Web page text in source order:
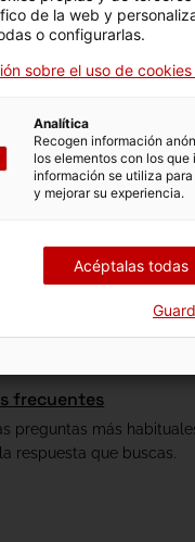
frecuentes
preguntas más
respuesta que buscas.
de la web y
o configurarlas.
sobre el uso de
Analítica
Recogen información
los elementos con los
información se utiliza
y mejorar su experiencia.
Acéptalas todas